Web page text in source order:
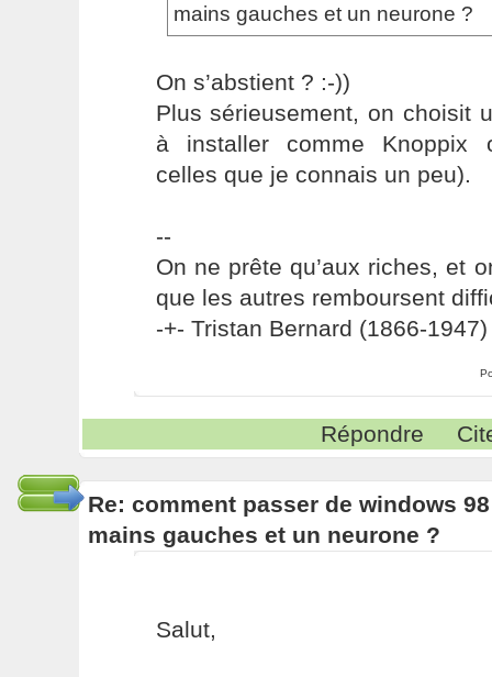
mains gauches et un neurone ?
On s’abstient ? :-))
Plus sérieusement, on choisit
à installer comme Knoppix
celles que je connais un peu).
--
On ne prête qu’aux riches, et
que les autres remboursent
-+- Tristan Bernard (1866-1947)
Répondre
Re: comment passer de windows
mains gauches et un neurone ?
Salut,